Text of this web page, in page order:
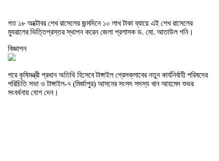
গত ১৮ অক্টোবর শেখ রাসেলের জন্মদিনে ১০ লাখ টাকা ব্যায়ে এই শেখ রাসেলের
ম্যুরালের ভিত্তিপ্রস্তর স্থাপন করেন জেলা প্রশাসক ড. মো. আতাউল গনি।
বিজ্ঞাপন
পরে কৃষিমন্ত্রী প্রধান অতিথি হিসেবে টাঙ্গাইল প্রেসক্লাবের নতুন কার্যনির্বাহী পরিষদের
পরিচিতি সভা ও টাঙ্গাইল-৭ (মির্জাপুর) আসনের সংসদ সদস্য খান আহমেদ শুভর
সংবর্ধনায় যোগ দেন।